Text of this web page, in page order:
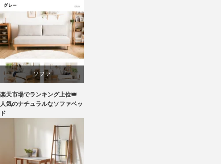
ビーチ
ブランディング
マーケティング
家具
ソファ
ライフスタイル
楽天市場でランキング上位👑
人気のナチュラルなソファベッ
ド